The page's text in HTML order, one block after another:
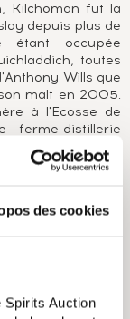
des cookies
Auction
Kilchoman fut la
depuis plus de
étant occupée
toutes
Wills que
malt en 2005.
à l'Ecosse de
distillerie
de son
au grain. Rien
Aucun fût de
comme le
de négoce